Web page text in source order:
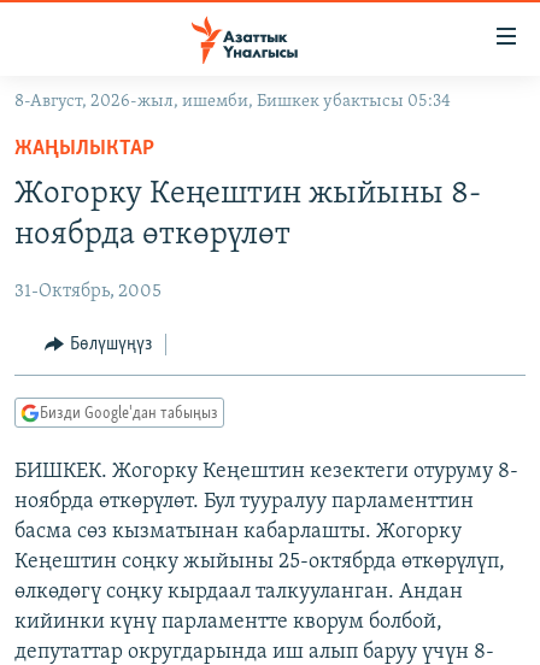
Навигацияга
өтүңүз
Издөөгө
салыңызКЫРГЫЗСТАН
ЭКОНОМИКА
МАДАНИЯТ
ДҮЙНӨ
БОРБОР АЗИЯ
УКРАИНА
АТАЙЫН ИЛИКТӨӨ
ТВ ПРОГРАММАЛАР
ЭКСПЕРТТЕР ТАЛДАЙТ
БИЗ ЖАНА ДҮЙНӨ
ДАНИСТЕ
ЭЖЕ-СИҢДИЛЕР
АЗАТТЫК+
ЫҢГАЙСЫЗ СУРООЛОР
ӨЗГӨЧӨ ПИКИР
Русский
ОНЛАЙН ШЕРИНЕ
8-Август, 2026-жыл, ишемби, Бишкек убактысы 05:34
ЖАҢЫЛЫКТАР
Жогорку Кеңештин жыйыны 8-
ноябрда өткөрүлөт
31-Октябрь, 2005
Бөлүшүңүз
Бизди Google'дан табыңыз
БИШКЕК. Жогорку Кеңештин кезектеги отуруму 8-
ноябрда өткөрүлөт. Бул тууралуу парламенттин
басма сөз кызматынан кабарлашты. Жогорку
Кеңештин соңку жыйыны 25-октябрда өткөрүлүп,
өлкөдөгү соңку кырдаал талкууланган. Андан
кийинки күнү парламентте кворум болбой,
депутаттар округдарында иш алып баруу үчүн 8-